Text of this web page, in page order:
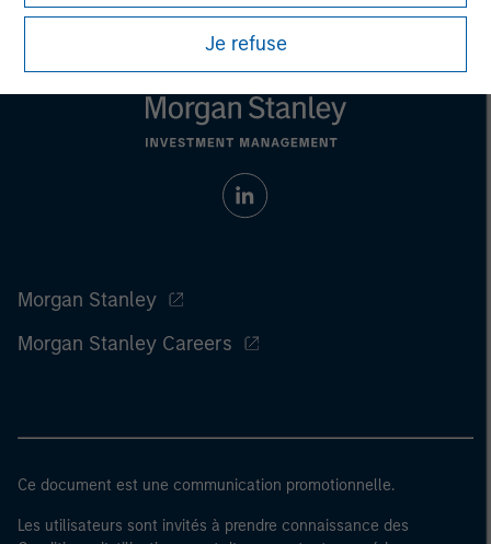
Je refuse
Morgan Stanley
Morgan Stanley Careers
Ce document est une communication promotionnelle.
Les utilisateurs sont invités à prendre connaissance des